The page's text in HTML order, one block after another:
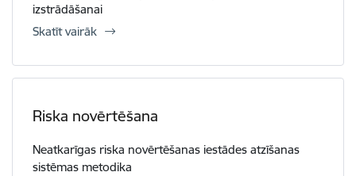
izstrādāšanai
Skatīt vairāk
Riska novērtēšana
Neatkarīgas riska novērtēšanas iestādes atzīšanas
sistēmas metodika